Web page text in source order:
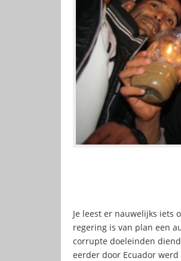
Je leest er nauwelijks iets
regering is van plan een
corrupte doeleinden
eerder door Ecuador